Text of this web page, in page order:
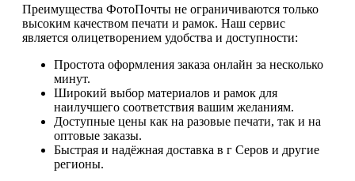
Преимущества ФотоПочты не ограничиваются только
высоким качеством печати и рамок. Наш сервис
является олицетворением удобства и доступности:
Простота оформления заказа онлайн за несколько
минут.
Широкий выбор материалов и рамок для
наилучшего соответствия вашим желаниям.
Доступные цены как на разовые печати, так и на
оптовые заказы.
Быстрая и надёжная доставка в г Серов и другие
регионы.